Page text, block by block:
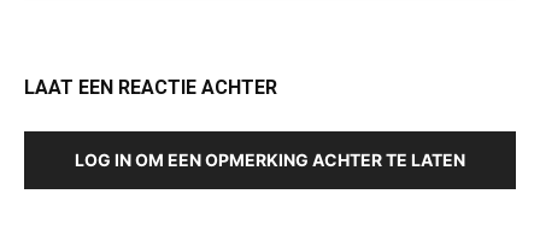
LAAT EEN REACTIE ACHTER
LOG IN OM EEN OPMERKING ACHTER TE LATEN